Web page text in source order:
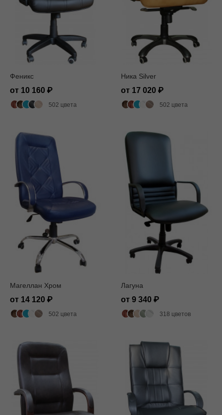
Феникс
от 10 160
502 цвета
Ника Silver
от 17 020
502 цвета
Магеллан Хром
от 14 120
502 цвета
Лагуна
от 9 340
318 цветов